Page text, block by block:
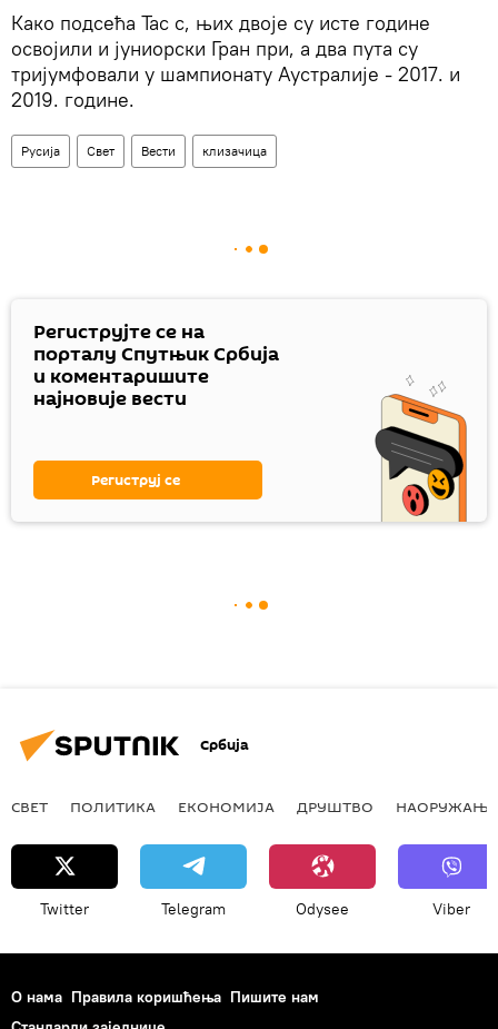
Како подсећа Тас с, њих двоје су исте године
освојили и јуниорски Гран при, а два пута су
тријумфовали у шампионату Аустралије - 2017. и
2019. године.
Русија Свет Вести клизачица
Региструјте се на
порталу Спутњик Србија
и коментаришите
најновије вести
Региструј се
Србија
СВЕТ ПОЛИТИКА ЕКОНОМИЈА ДРУШТВО НАОРУЖАЊЕ
Twitter Telegram Odysee Viber
О нама Правила коришћења Пишите нам